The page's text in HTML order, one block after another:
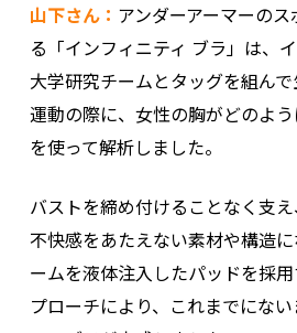
山下さん： アンダーアーマーの
る「インフィニティ ブラ」は、
大学研究チームとタッグを組んで
運動の際に、女性の胸がどのよ
を使って解析しました。
バストを締め付けることなく支
不快感をあたえない素材や構造
ームを液体注入したパッドを採
プローチにより、これまでにな